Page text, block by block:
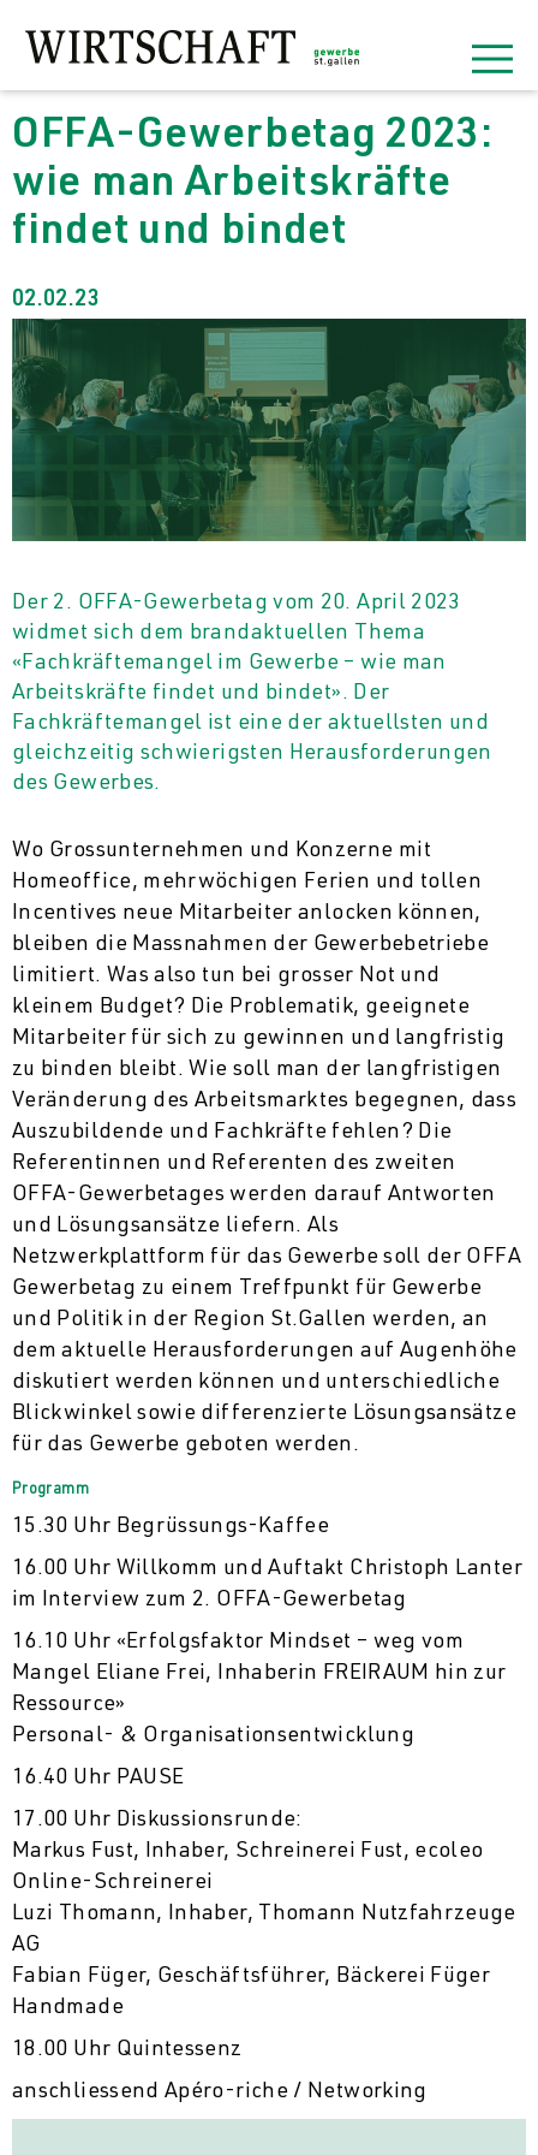
OFFA-Gewerbetag 2023:
wie man Arbeitskräfte
findet und bindet
02.02.23
Der 2. OFFA-Gewerbetag vom 20. April 2023
widmet sich dem brandaktuellen Thema
«Fachkräftemangel im Gewerbe – wie man
Arbeitskräfte findet und bindet». Der
Fachkräftemangel ist eine der aktuellsten und
gleichzeitig schwierigsten Herausforderungen
des Gewerbes.
Wo Grossunternehmen und Konzerne mit
Homeoffice, mehrwöchigen Ferien und tollen
Incentives neue Mitarbeiter anlocken können,
bleiben die Massnahmen der Gewerbebetriebe
limitiert. Was also tun bei grosser Not und
kleinem Budget? Die Problematik, geeignete
Mitarbeiter für sich zu gewinnen und langfristig
zu binden bleibt. Wie soll man der langfristigen
Veränderung des Arbeitsmarktes begegnen, dass
Auszubildende und Fachkräfte fehlen? Die
Referentinnen und Referenten des zweiten
OFFA-Gewerbetages werden darauf Antworten
und Lösungsansätze liefern. Als
Netzwerkplattform für das Gewerbe soll der OFFA
Gewerbetag zu einem Treffpunkt für Gewerbe
und Politik in der Region St.Gallen werden, an
dem aktuelle Herausforderungen auf Augenhöhe
diskutiert werden können und unterschiedliche
Blickwinkel sowie differenzierte Lösungsansätze
für das Gewerbe geboten werden.
Programm
15.30 Uhr Begrüssungs-Kaffee
16.00 Uhr Willkomm und Auftakt Christoph Lanter
im Interview zum 2. OFFA-Gewerbetag
16.10 Uhr «Erfolgsfaktor Mindset – weg vom
Mangel Eliane Frei, Inhaberin FREIRAUM hin zur
Ressource»
Personal- & Organisationsentwicklung
16.40 Uhr PAUSE
17.00 Uhr Diskussionsrunde:
Markus Fust, Inhaber, Schreinerei Fust, ecoleo
Online-Schreinerei
Luzi Thomann, Inhaber, Thomann Nutzfahrzeuge
AG
Fabian Füger, Geschäftsführer, Bäckerei Füger
Handmade
18.00 Uhr Quintessenz
anschliessend Apéro-riche / Networking